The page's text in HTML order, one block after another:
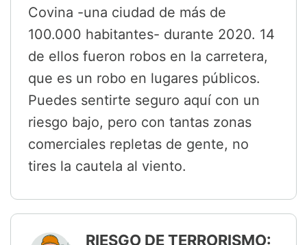
Covina -una ciudad de más de
100.000 habitantes- durante 2020. 14
de ellos fueron robos en la carretera,
que es un robo en lugares públicos.
Puedes sentirte seguro aquí con un
riesgo bajo, pero con tantas zonas
comerciales repletas de gente, no
tires la cautela al viento.
RIESGO DE TERRORISMO: